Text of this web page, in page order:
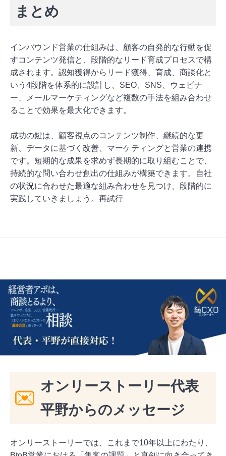
まとめ
インバウンド営業の仕組みは、顧客の自発的な行動を促
すコンテンツ発信と、段階的なリード育成プロセスで構
成されます。認知獲得からリード獲得、育成、商談化と
いう4段階を体系的に設計し、SEO、SNS、ウェビナ
ー、メールマーケティングなど複数の手法を組み合わせ
ることで効果を最大化できます。
成功の鍵は、顧客視点のコンテンツ制作、継続的な更
新、データに基づく改善、マーケティングと営業の連携
です。短期的な成果を求めず長期的に取り組むことで、
持続的な問い合わせ創出の仕組みが構築できます。自社
の状況に合わせた最適な組み合わせを見つけ、段階的に
実践していきましょう。再試行
オンリーストーリー代表
平野からのメッセージ
オンリーストーリーでは、これまで10年以上にわたり、